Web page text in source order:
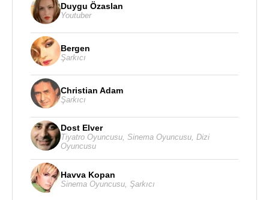
Duygu Özaslan
Youtuber
Bergen
Şarkıcı
Christian Adam
Şarkıcı
Dost Elver
Tiyatro Oyuncusu, Sinema Oyuncusu, Dizi
Oyuncusu
Havva Kopan
Sinema Oyuncusu Şarkıcı